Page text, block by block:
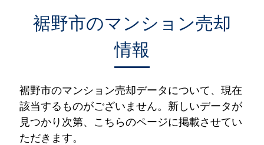
裾野市のマンション売却
情報
裾野市のマンション売却データについて、現在
該当するものがございません。新しいデータが
見つかり次第、こちらのページに掲載させてい
ただきます。